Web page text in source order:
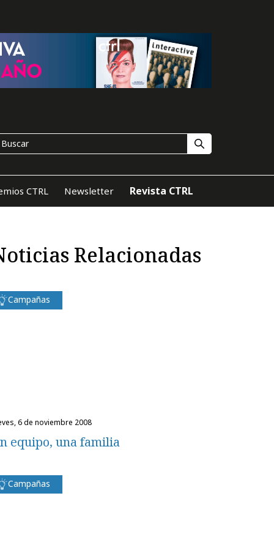
CTRL Newsletter Revista CTRL
Relacionadas
Campañas
6 de noviembre 2008
equipo, una familia
Campañas